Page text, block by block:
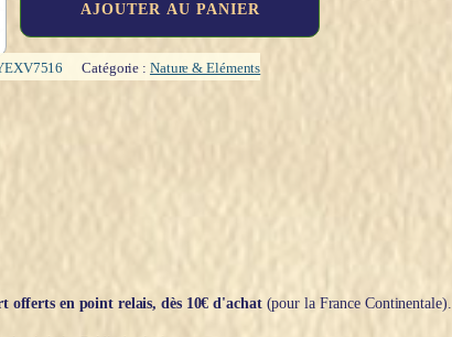
AJOUTER AU PANIER
Catégorie : Nature & Eléments
offerts en point relais, dès 10€ d'achat(pour la France Continentale).